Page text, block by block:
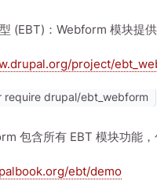
(EBT)：Webform 模块提
project/
require drupal/ebt_webform
包含所有 EBT 模块功能
ebt/demo